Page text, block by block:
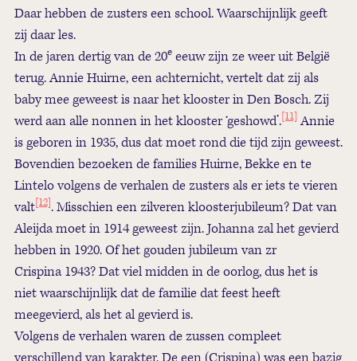
Daar hebben de zusters een school. Waarschijnlijk geeft
zij daar les.
In de jaren dertig van de 20e eeuw zijn ze weer uit België
terug. Annie Huirne, een achternicht, vertelt dat zij als
baby mee geweest is naar het klooster in Den Bosch. Zij
werd aan alle nonnen in het klooster ‘geshowd’.[11] Annie
is geboren in 1935, dus dat moet rond die tijd zijn geweest.
Bovendien bezoeken de families Huirne, Bekke en te
Lintelo volgens de verhalen de zusters als er iets te vieren
valt[12]. Misschien een zilveren kloosterjubileum? Dat van
Aleijda moet in 1914 geweest zijn. Johanna zal het gevierd
hebben in 1920. Of het gouden jubileum van zr
Crispina 1943? Dat viel midden in de oorlog, dus het is
niet waarschijnlijk dat de familie dat feest heeft
meegevierd, als het al gevierd is.
Volgens de verhalen waren de zussen compleet